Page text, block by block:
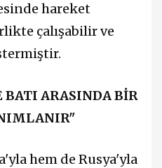
hareket
çalışabilir ve
BATI ARASINDA BİR
hem de Rusya'yla